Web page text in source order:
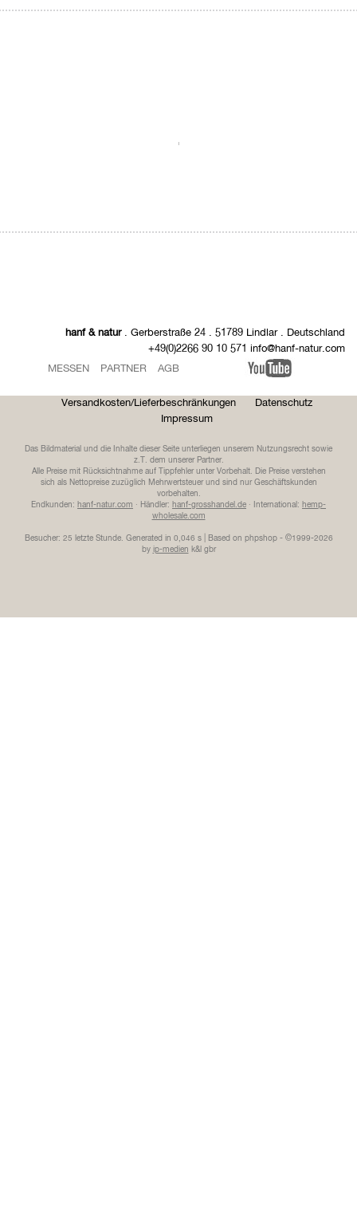
.
hanf & natur. Gerberstraße 24 . 51789 Lindlar . Deutschland
+49(0)2266 90 10 571 info@hanf-natur.com
MESSEN
PARTNER AGB
Versandkosten/Lieferbeschränkungen
Datenschutz
Impressum
Das Bildmaterial und die Inhalte dieser Seite unterliegen unserem Nutzungsrecht sowie
z.T. dem unserer Partner.
Alle Preise mit Rücksichtnahme auf Tippfehler unter Vorbehalt. Die Preise verstehen
sich als Nettopreise zuzüglich Mehrwertsteuer und sind nur Geschäftskunden
vorbehalten.
Endkunden: hanf-natur.com · Händler: hanf-grosshandel.de · International: hemp-
wholesale.com
Besucher: 25 letzte Stunde. Generated in 0,046 s | Based on phpshop - ©1999-2026
by ip-medien k&l gbr